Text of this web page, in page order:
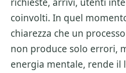
coinvolti. In quel
chiarezza che un
non produce solo errori,
energia mentale, rende il